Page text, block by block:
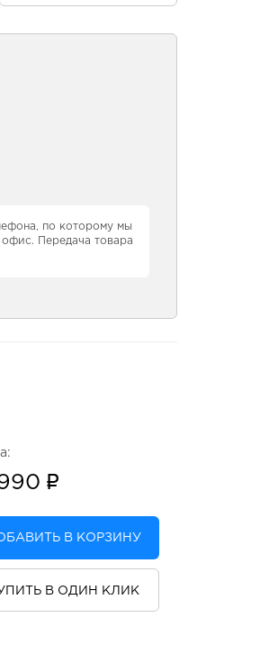
по которому мы
Передача товара
В КОРЗИНУ
В ОДИН КЛИК